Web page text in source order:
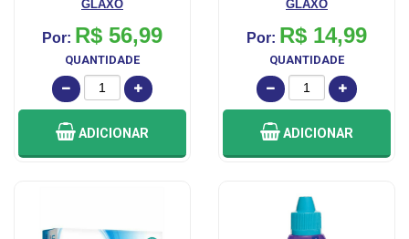
GLAXO
Por: R$ 56,99
QUANTIDADE
ADICIONAR
GLAXO
Por: R$ 14,99
QUANTIDADE
ADICIONAR